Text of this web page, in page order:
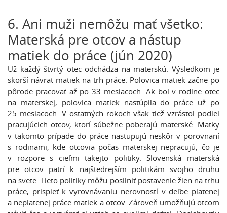
6. Ani muži nemôžu mať všetko:
Materská pre otcov a nástup
matiek do práce (jún 2020)
Už každý štvrtý otec odchádza na materskú. Výsledkom je
skorší návrat matiek na trh práce. Polovica matiek začne po
pôrode pracovať až po 33 mesiacoch. Ak bol v rodine otec
na materskej, polovica matiek nastúpila do práce už po
25 mesiacoch. V ostatných rokoch však tiež vzrástol podiel
pracujúcich otcov, ktorí súbežne poberajú materské. Matky
v takomto prípade do práce nastupujú neskôr v porovnaní
s rodinami, kde otcovia počas materskej nepracujú, čo je
v rozpore s cieľmi takejto politiky. Slovenská materská
pre otcov patrí k najštedrejším politikám svojho druhu
na svete. Tieto politiky môžu posilniť postavenie žien na trhu
práce, prispieť k vyrovnávaniu nerovností v deľbe platenej
a neplatenej práce matiek a otcov. Zároveň umožňujú otcom